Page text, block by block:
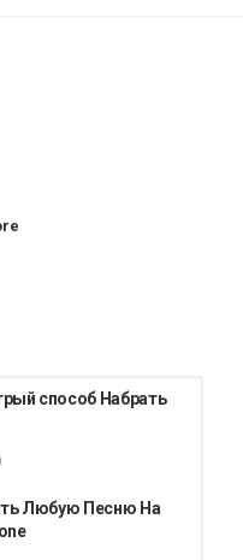
способ Набрать
Любую Песню На